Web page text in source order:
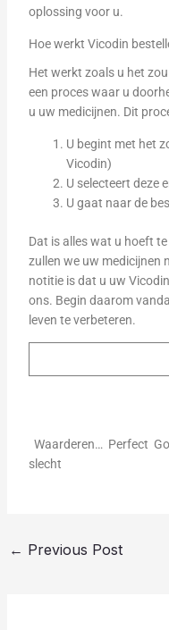
oplossing voor u.
Hoe werkt Vicodin
Het werkt zoals u het
een proces waar u
u uw medicijnen. Dit
U begint met het
Vicodin)
U selecteert deze
U gaat naar de
Dat is alles wat u hoeft
zullen we uw medicijnen
notitie is dat u uw
ons. Begin daarom
leven te verbeteren.
Waarderen… Perfect
slecht
← Previous Post